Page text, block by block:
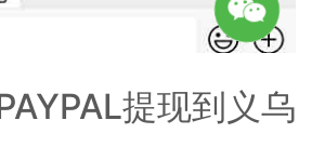
提现到义乌